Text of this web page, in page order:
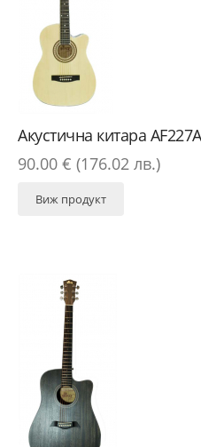
Акустична китара
90.00 € (176.02 лв.)
Виж продукт